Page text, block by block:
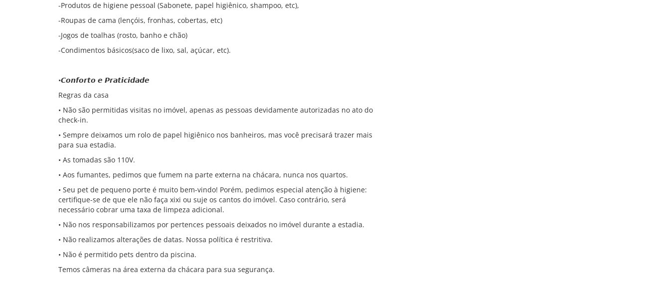
-Produtos de higiene pessoal (Sabonete, papel higiênico, shampoo, etc),
-Roupas de cama (lençóis, fronhas, cobertas, etc)
-Jogos de toalhas (rosto, banho e chão)
-Condimentos básicos(saco de lixo, sal, açúcar, etc).
•𝘾𝙤𝙣𝙛𝙤𝙧𝙩𝙤 𝙚 𝙋𝙧𝙖𝙩𝙞𝙘𝙞𝙙𝙖𝙙𝙚
Regras da casa
• Não são permitidas visitas no imóvel, apenas as pessoas devidamente autorizadas no ato do
check-in.
• Sempre deixamos um rolo de papel higiênico nos banheiros, mas você precisará trazer mais
para sua estadia.
• As tomadas são 110V.
• Aos fumantes, pedimos que fumem na parte externa na chácara, nunca nos quartos.
• Seu pet de pequeno porte é muito bem-vindo! Porém, pedimos especial atenção à higiene:
certifique-se de que ele não faça xixi ou suje os cantos do imóvel. Caso contrário, será
necessário cobrar uma taxa de limpeza adicional.
• Não nos responsabilizamos por pertences pessoais deixados no imóvel durante a estadia.
• Não realizamos alterações de datas. Nossa política é restritiva.
• Não é permitido pets dentro da piscina.
Temos câmeras na área externa da chácara para sua segurança.